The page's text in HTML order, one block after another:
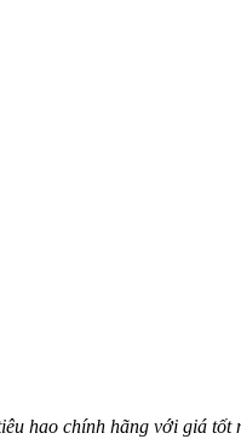
hao chính hãng với giá